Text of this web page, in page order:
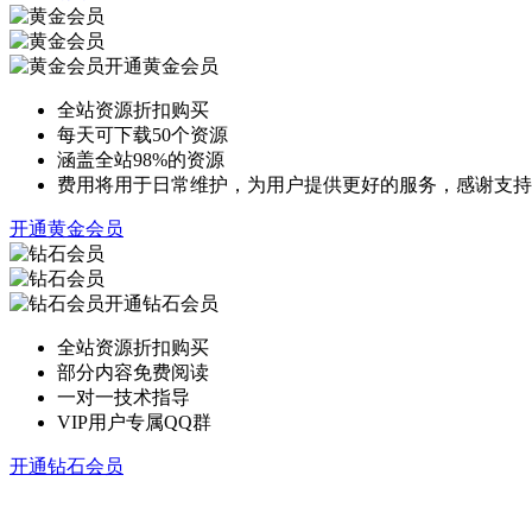
开通黄金会员
全站资源折扣购买
每天可下载50个资源
涵盖全站98%的资源
费用将用于日常维护，为用户提供更好的服务，感谢支持
开通黄金会员
开通钻石会员
全站资源折扣购买
部分内容免费阅读
一对一技术指导
VIP用户专属QQ群
开通钻石会员